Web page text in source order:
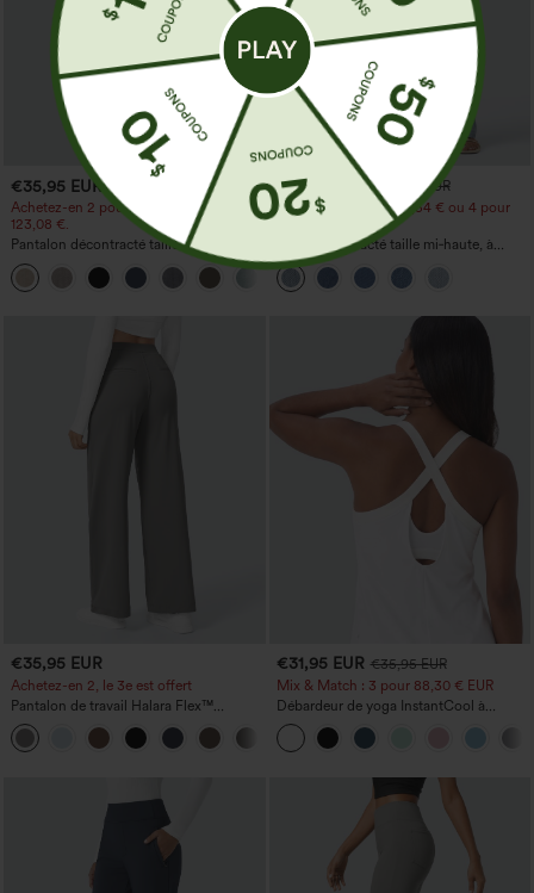
€35,95 EUR
Achetez-en 2 pour 61,54 € ou 4 pour
123,08 €.
Pantalon décontracté taille haute à
jambe droite, effet lin, avec poches
+5
€44,95 EUR €49,95 EUR
Achetez-en 2 pour 61,54 € ou 4 pour
Jean décontracté taille mi‑haute, à
cordon de serrage, avec poches
€35,95 EUR
Achetez-en 2, le 3e est offert
Pantalon de travail Halara Flex™
DayStretch à taille haute, avec poches et
coupe droite
+23
€31,95 EUR €35,95 EUR
Mix & Match : 3 pour 88,30 € EUR
Débardeur de yoga InstantCool à
encolure en U et ourlet arrondi –
UPF50+